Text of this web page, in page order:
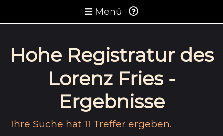
Menü
Hohe Registratur des
Lorenz Fries -
Ergebnisse
Ihre Suche hat 11 Treffer ergeben.